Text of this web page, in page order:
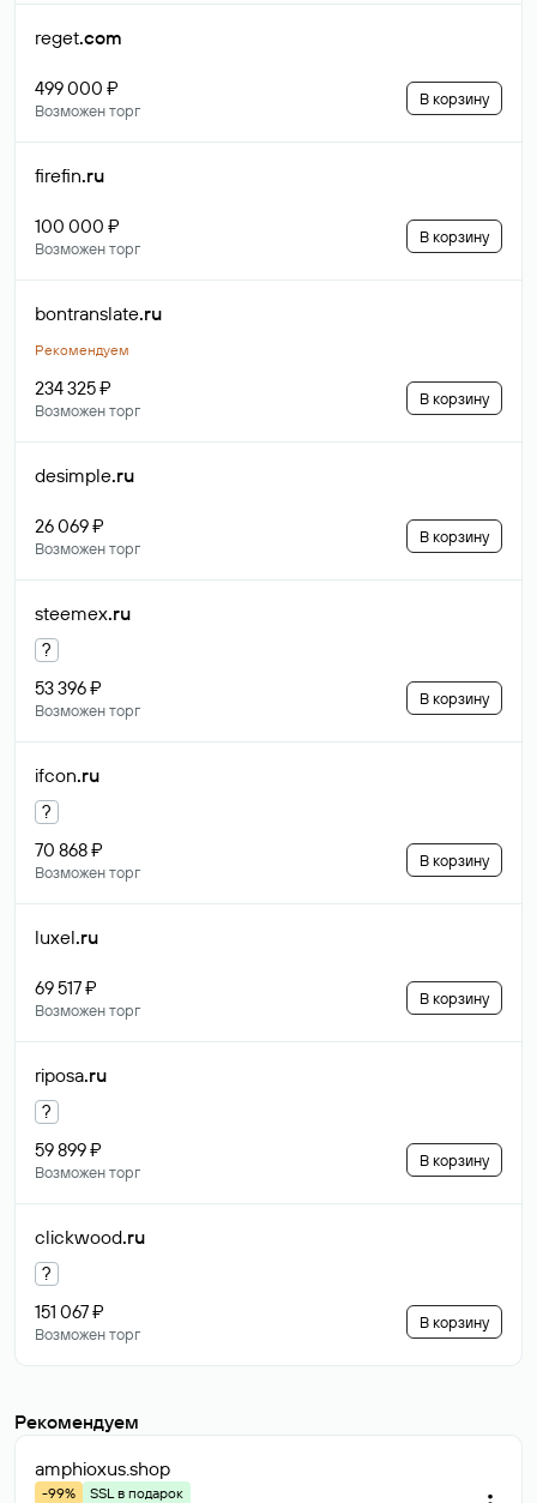
reget.com
499 000 ₽
Возможен торг
В корзину
firefin.ru
100 000 ₽
Возможен торг
В корзину
bontranslate.ru
Рекомендуем
234 325 ₽
Возможен торг
В корзину
desimple.ru
26 069 ₽
Возможен торг
В корзину
steemex.ru
?
53 396 ₽
Возможен торг
В корзину
ifcon.ru
?
70 868 ₽
Возможен торг
В корзину
luxel.ru
69 517 ₽
Возможен торг
В корзину
riposa.ru
?
59 899 ₽
Возможен торг
В корзину
clickwood.ru
?
151 067 ₽
Возможен торг
В корзину
Рекомендуем
amphioxus.shop
-99%
SSL в подарок